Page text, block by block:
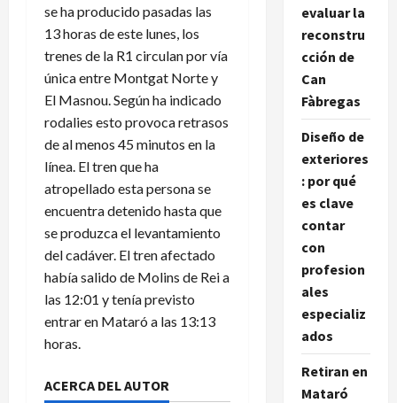
se ha producido pasadas las
13 horas de este lunes, los
trenes de la R1 circulan por vía
única entre Montgat Norte y
El Masnou. Según ha indicado
rodalies esto provoca retrasos
de al menos 45 minutos en la
línea. El tren que ha
atropellado esta persona se
encuentra detenido hasta que
se produzca el levantamiento
del cadáver. El tren afectado
había salido de Molins de Rei a
las 12:01 y tenía previsto
entrar en Mataró a las 13:13
horas.
ACERCA DEL AUTOR
evaluar la
reconstru
cción de
Can
Fàbregas
Diseño de
exteriores
: por qué
es clave
contar
con
profesion
ales
especializ
ados
Retiran en
Mataró